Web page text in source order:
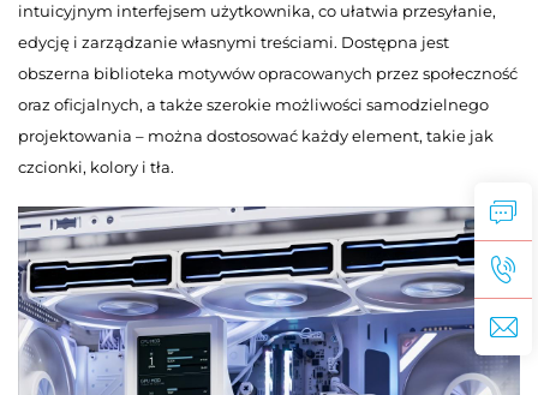
intuicyjnym interfejsem użytkownika, co ułatwia przesyłanie,
edycję i zarządzanie własnymi treściami. Dostępna jest
obszerna biblioteka motywów opracowanych przez społeczność
oraz oficjalnych, a także szerokie możliwości samodzielnego
projektowania – można dostosować każdy element, takie jak
czcionki, kolory i tła.